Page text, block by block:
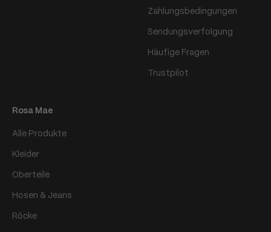
Zahlungsbedingungen
Sendungsverfolgung
Häufige Fragen
Trustpilot
Rosa Mae
Alle Produkte
Kleider
Oberteile
Hosen & Jeans
Röcke